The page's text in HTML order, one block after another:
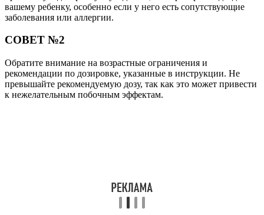
вашему ребенку, особенно если у него есть сопутствующие
заболевания или аллергии.
СОВЕТ №2
Обратите внимание на возрастные ограничения и
рекомендации по дозировке, указанные в инструкции. Не
превышайте рекомендуемую дозу, так как это может привести
к нежелательным побочным эффектам.